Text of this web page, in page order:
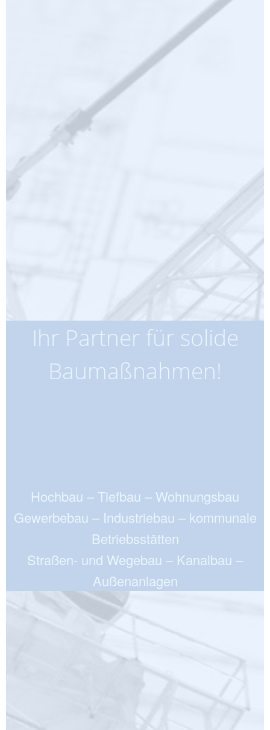
Ihr Partner für solide
Baumaßnahmen!
Hochbau – Tiefbau – Wohnungsbau
Gewerbebau – Industriebau – kommunale
Betriebsstätten
Straßen- und Wegebau – Kanalbau –
Außenanlagen